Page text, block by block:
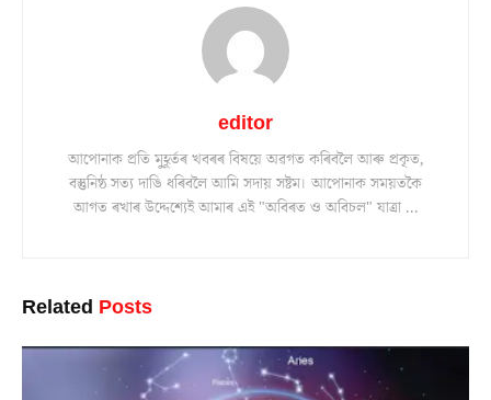
editor
আপোনাক প্ৰতি মুহূৰ্তৰ খবৰৰ বিষয়ে অৱগত কৰিবলৈ আৰু প্ৰকৃত,
বস্তুনিষ্ঠ সত্য দাঙি ধৰিবলৈ আমি সদায় সষ্টম। আপোনাক সময়তকৈ
আগত ৰখাৰ উদ্দেশ্যেই আমাৰ এই "অবিৰত ও অবিচল" যাত্ৰা ...
Related Posts